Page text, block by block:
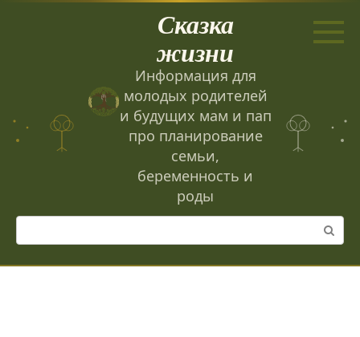
Сказка
жизни
Информация для
молодых родителей
и будущих мам и пап
про планирование
семьи,
беременность и
роды
Поиск: